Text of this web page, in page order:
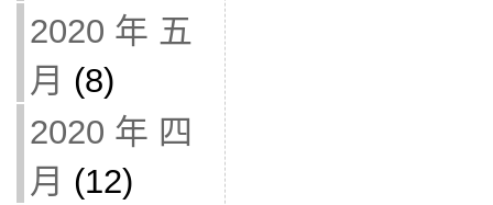
2020 年 五
月 (8)
2020 年 四
月 (12)